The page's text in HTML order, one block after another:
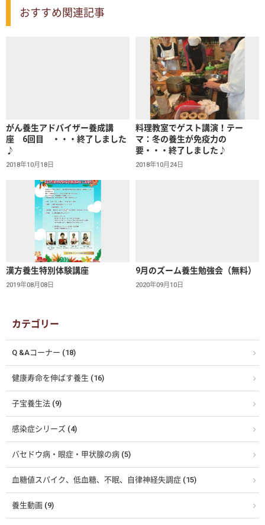
おすすめ関連記事
がん養生アドバイザー養成講
座 6回目 ・・・終了しました
♪
2018年10月18日
料理教室でゲスト講演！テー
マ：冬の養生が免疫力の
要・・・終了しました♪
2018年10月24日
漢方養生特別体験講座
2019年08月08日
9月のズーム養生勉強会（無料）
2020年09月10日
カテゴリー
Q &Aコーナー (18)
健康寿命を伸ばす養生 (16)
子宝養生法 (9)
感染症シリーズ (4)
バセドウ病・眼症・甲状腺の病 (5)
血糖値スパイク、低血糖、不眠、自律神経失調症 (15)
養生動画 (9)